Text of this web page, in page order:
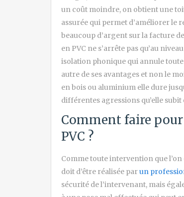
un coût moindre, on obtient une
assurée qui permet d’améliorer le
beaucoup d’argent sur la facture
en PVC ne s’arrête pas qu’au
isolation phonique qui annule
autre de ses avantages et non le
en bois ou aluminium elle dure
différentes agressions qu’elle
Comment faire
PVC ?
Comme toute intervention que l’on
doit d’être réalisée parun
sécurité de l’intervenant, mais